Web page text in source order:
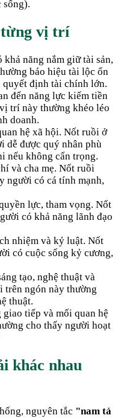
sống).
từng vị trí
khả năng nắm giữ tài sản,
báo hiệu tài lộc ổn
quyết định tài chính lớn.
đến năng lực kiếm tiền
trí này thường khéo léo
doanh.
hệ xã hội. Nốt ruồi ở
dễ được quý nhân phù
nếu không cẩn trọng.
và cha mẹ. Nốt ruồi
người có cá tính mạnh,
lực, tham vọng. Nốt
có khả năng lãnh đạo
nhiệm và kỷ luật. Nốt
có cuộc sống kỷ cương,
tạo, nghệ thuật và
trên ngón này thường
thuật.
giao tiếp và mối quan hệ
cho thấy người hoạt
khác nhau
nguyên tắc "nam tả